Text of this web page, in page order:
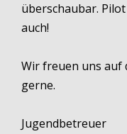
überschaubar.
auch!
Wir freuen uns auf
gerne.
Jugendbetreuer